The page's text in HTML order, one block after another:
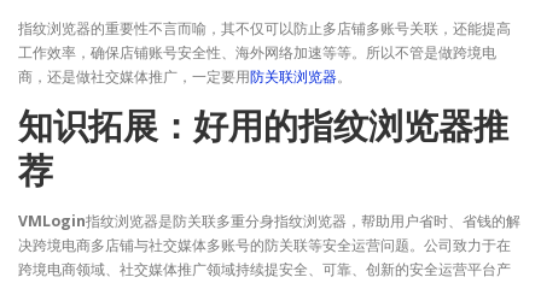
指纹浏览器的重要性不言而喻，其不仅可以防止多店铺多账号关联，还能提高
工作效率，确保店铺账号安全性、海外网络加速等等。所以不管是做跨境电
商，还是做社交媒体推广，一定要用防关联浏览器。
知识拓展：好用的指纹浏览器推
荐
VMLogin指纹浏览器是防关联多重分身指纹浏览器，帮助用户省时、省钱的解
决跨境电商多店铺与社交媒体多账号的防关联等安全运营问题。公司致力于在
跨境电商领域、社交媒体推广领域持续提安全、可靠、创新的安全运营平台产